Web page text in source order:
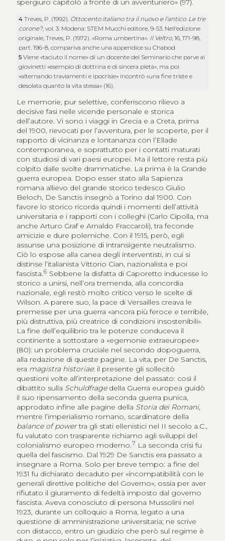
spergiuro capitolò a fronte di un avventuriero» (97).
4Treves, P. (1992). Ottocento italiano tra il nuovo e l’antico. Le tre
corone?, vol. 3. Modena: STEM Mucchi editore, 9-53. Nell’edizione
originale, Treves, P. (1972). «Roma umbertina». Il Veltro, 16, 171-98,
part. 196-8, compariva anche una appendice su Chabod
5Viene «taciuto il nome» di un docente del Seminario che parve ai
giovinetti «esempio di dottrina e di sincera pietà», ma poi
«alternando traviamenti e ipocrisie» incontrò «una fine triste e
desolata quanto la vita stessa» (16).
Le memorie, pur selettive, conferiscono rilievo a
decisive fasi nelle vicende personale e storica
dell’autore. Vi sono i viaggi in Grecia e a Creta, prima
del 1900, rievocati per l’avventura, per le scoperte, per il
rapporto di vicinanza e lontananza con l’Ellade
contemporanea, e soprattutto per i contatti maturati
con studiosi di vari paesi europei. Ma il lettore resta più
colpito dalle svolte drammatiche. La prima è la Grande
guerra europea. Dopo esser stato alla Sapienza
romana allievo del grande storico tedesco Giulio
Beloch, De Sanctis insegnò a Torino dal 1900. Con
favore lo storico ricorda quindi i momenti dell’attività
universitaria e i rapporti con i colleghi (Carlo Cipolla, ma
anche Arturo Graf e Arnaldo Fraccaroli), tra feconde
amicizie e dure polemiche. Con il 1915, però, egli
assunse una posizione di intransigente neutralismo.
Ciò lo espose alla canea degli interventisti, in cui si
distinse l’italianista Vittorio Cian, nazionalista e poi
fascista.6 Sebbene la disfatta di Caporetto inducesse lo
storico a unirsi, nell’ora tremenda, alla concordia
nazionale, egli restò molto critico verso le scelte di
Wilson. A parere suo, la pace di Versailles creava le
premesse per una guerra «ancora più feroce e terribile,
più distruttiva, più creatrice di condizioni insostenibili».
La fine dell’equilibrio tra le potenze conduceva il
continente a sottostare a «egemonie extraeuropee»
(80): un problema cruciale nel secondo dopoguerra,
alla redazione di queste pagine. La vita, per De Sanctis,
era magistra historiae: il presente gli sollecitò
questioni volte all’interpretazione del passato: così il
dibattito sulla Schuldfragedella Guerra europea guidò
il suo ripensamento della seconda guerra punica,
approdato infine alle pagine della Storia dei Romani,
mentre l’imperialismo romano, scardinatore della
balance of powertra gli stati ellenistici nel II secolo a.C.,
fu valutato con trasparente richiamo agli sviluppi del
colonialismo europeo moderno.7 La seconda crisi fu
quella del fascismo. Dal 1929 De Sanctis era passato a
insegnare a Roma. Solo per breve tempo: a fine del
1931 fu dichiarato decaduto per «incompatibilità con le
generali direttive politiche del Governo», ossia per aver
rifiutato il giuramento di fedeltà imposto dal governo
fascista. Aveva conosciuto di persona Mussolini nel
1923, durante un colloquio a Roma, legato a una
questione di amministrazione universitaria; ne scrive
con distacco, entro un giudizio che però sul regime è